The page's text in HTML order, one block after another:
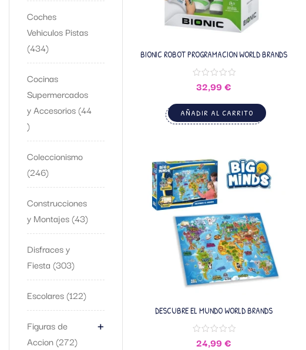
Coches
Vehiculos Pistas
434
Cocinas
Supermercados
y Accesorios 44
Coleccionismo
246
Construcciones
y Montajes 43
Disfraces y
Fiesta 303
Escolares 122
Figuras de
Accion 272
+
BIONIC ROBOT PROGRAMACION WORLD BRANDS
32,99 €
AÑADIR AL CARRITO
DESCUBRE EL MUNDO WORLD BRANDS
24,99 €